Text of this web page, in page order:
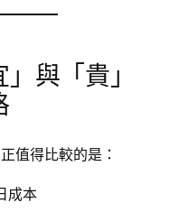
與「貴」
值得比較的是：
成本